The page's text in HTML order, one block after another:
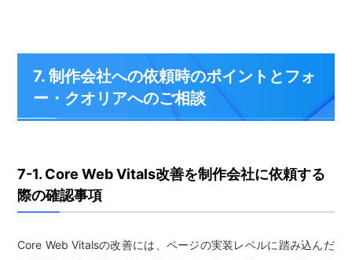
7. 制作会社への依頼時のポイントとフォ
ー・クオリアへのご相談
7-1. Core Web Vitals改善を制作会社に依頼する
際の確認事項
Core Web Vitalsの改善には、ページの実装レベルに踏み込んだ